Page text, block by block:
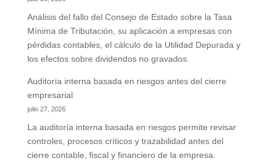
Análisis del fallo del Consejo de Estado sobre la Tasa
Mínima de Tributación, su aplicación a empresas con
pérdidas contables, el cálculo de la Utilidad Depurada y
los efectos sobre dividendos no gravados.
Auditoría interna basada en riesgos antes del cierre
empresarial
julio 27, 2026
La auditoría interna basada en riesgos permite revisar
controles, procesos críticos y trazabilidad antes del
cierre contable, fiscal y financiero de la empresa.